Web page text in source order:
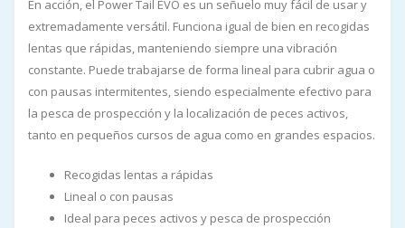
En acción, el Power Tail EVO es un señuelo muy fácil de usar y
extremadamente versátil. Funciona igual de bien en recogidas
lentas que rápidas, manteniendo siempre una vibración
constante. Puede trabajarse de forma lineal para cubrir agua o
con pausas intermitentes, siendo especialmente efectivo para
la pesca de prospección y la localización de peces activos,
tanto en pequeños cursos de agua como en grandes espacios.
Recogidas lentas a rápidas
Lineal o con pausas
Ideal para peces activos y pesca de prospección